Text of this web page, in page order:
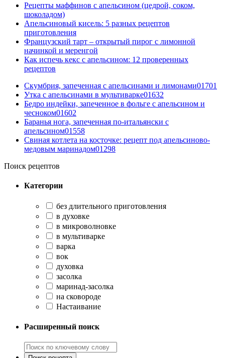
Рецепты маффинов с апельсином (цедрой, соком,
шоколадом)
Апельсиновый кисель: 5 разных рецептов
приготовления
Французский тарт – открытый пирог с лимонной
начинкой и меренгой
Как испечь кекс с апельсином: 12 проверенных
рецептов
Скумбрия, запеченная с апельсинами и лимонами01701
Утка с апельсинами в мультиварке01632
Бедро индейки, запеченное в фольге с апельсином и
чесноком01602
Баранья нога, запеченная по-итальянски с
апельсином01558
Свиная котлета на косточке: рецепт под апельсиново-
медовым маринадом01298
Поиск рецептов
Категории
без длительного приготовления
в духовке
в микроволновке
в мультиварке
варка
вок
духовка
засолка
маринад-засолка
на сковороде
Настаивание
Расширенный поиск